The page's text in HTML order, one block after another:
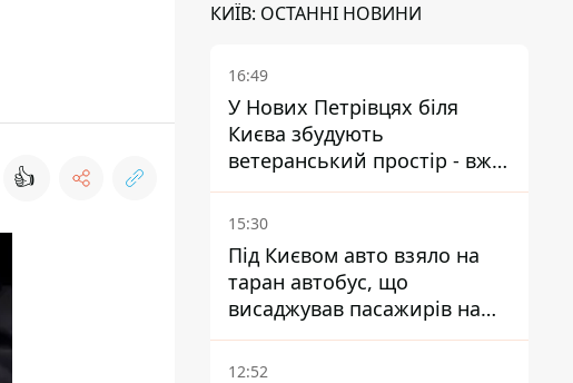
👍
КИЇВ: ОСТАННІ НОВИНИ
16:49
У Нових Петрівцях біля
Києва збудують
ветеранський простір - вже
знайшли проєктанта
15:30
Під Києвом авто взяло на
таран автобус, що
висаджував пасажирів на
зупинці - пасажирка в
лікарні
12:52